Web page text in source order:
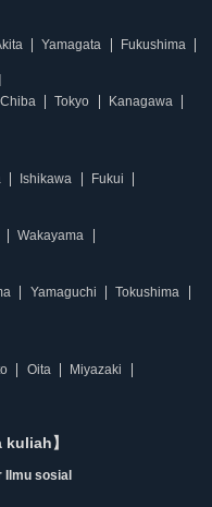
Yamagata Fukushima
Chiba Tokyo
Kanagawa
Ishikawa Fukui
Wakayama
Yamaguchi
Tokushima
Oita
Miyazaki
】
Ilmu sosial